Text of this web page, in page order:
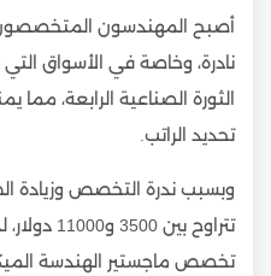
أصبح المهندسون المتخصصون
نادرة، وخاصة في الأسواق
الثورة الصناعية الرابعة،
تحديد الراتب.
وبسبب ندرة التخصص وزيادة
تتراوح
تخصص ماجستير الهندسة